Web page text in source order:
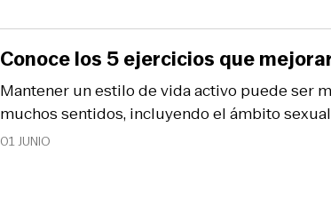
01 JUNIO
Mantener un estilo de vida activo puede ser
muchos sentidos, incluyendo el ámbito
Conoce los 5 ejercicios que